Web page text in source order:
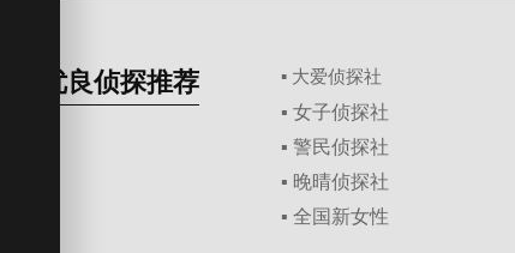
优良侦探推荐 ▪ 大爱侦探社
▪ 女子侦探社
▪ 警民侦探社
▪ 晚晴侦探社
▪ 全国新女性